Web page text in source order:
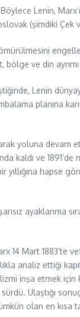
Lenin,
(şimdiki
ve din
Lenin
planına
yoluna devam
kaldı ve
hapse
ayaklanma
Mart 1883’te
analiz
inşa etmek
Ulaştığı
olan en